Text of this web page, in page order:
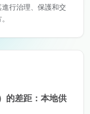
行治理、保護和交
的差距：本地供